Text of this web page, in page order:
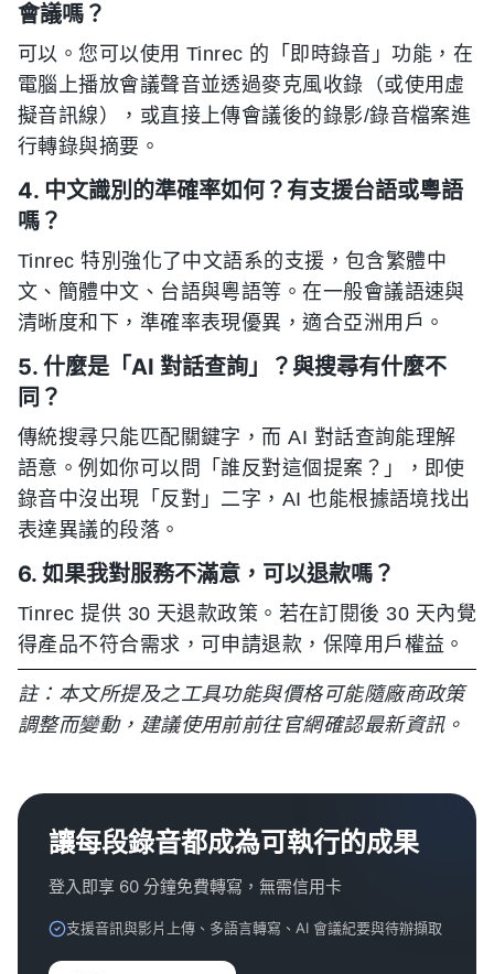
會議嗎？
可以。您可以使用 Tinrec 的「即時錄音」功能，在
電腦上播放會議聲音並透過麥克風收錄（或使用虛
擬音訊線），或直接上傳會議後的錄影/錄音檔案進
行轉錄與摘要。
4. 中文識別的準確率如何？有支援台語或粵語
嗎？
Tinrec 特別強化了中文語系的支援，包含繁體中
文、簡體中文、台語與粵語等。在一般會議語速與
清晰度和下，準確率表現優異，適合亞洲用戶。
5. 什麼是「AI 對話查詢」？與搜尋有什麼不
同？
傳統搜尋只能匹配關鍵字，而 AI 對話查詢能理解
語意。例如你可以問「誰反對這個提案？」，即使
錄音中沒出現「反對」二字，AI 也能根據語境找出
表達異議的段落。
6. 如果我對服務不滿意，可以退款嗎？
Tinrec 提供 30 天退款政策。若在訂閱後 30 天內覺
得產品不符合需求，可申請退款，保障用戶權益。
註：本文所提及之工具功能與價格可能隨廠商政策
調整而變動，建議使用前前往官網確認最新資訊。
讓每段錄音都成為可執行的成果
登入即享 60 分鐘免費轉寫，無需信用卡
支援音訊與影片上傳、多語言轉寫、AI 會議紀要與待辦擷取